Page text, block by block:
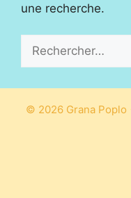
une recherche.
Rechercher :
© 2026 Grana Poplo